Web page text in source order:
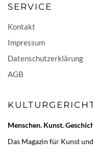
SERVICE
Kontakt
Impressum
Datenschutzerklärung
AGB
Menschen. Kunst.
Das Magazin für Kunst